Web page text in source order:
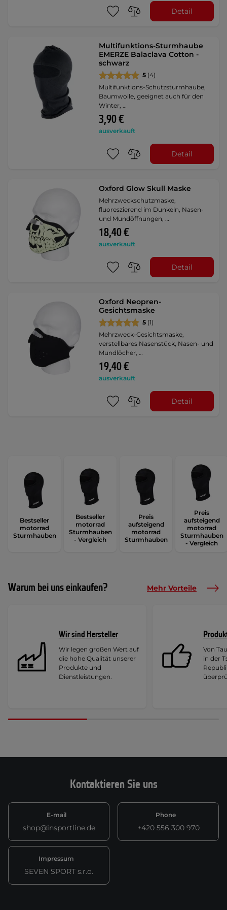
Detail
Multifunktions-Sturmhaube
EMERZE Balaclava Cotton -
schwarz
5 (4)
Multifunktions-Schutzsturmhaube,
Baumwolle, geeignet auch für den
Winter, …
3,90 €
ausverkauft
Detail
Oxford Glow Skull Maske
Mehrzweckschutzmaske,
fluoreszierend im Dunkeln, Nasen-
und Mundöffnungen, …
18,40 €
ausverkauft
Detail
Oxford Neopren-
Gesichtsmaske
5 (1)
Mehrzweck-Gesichtsmaske,
verstellbares Nasenstück, Nasen- und
Mundlöcher, …
19,40 €
ausverkauft
Detail
Bestseller
motorrad
Sturmhauben
Bestseller
motorrad
Sturmhauben
- Vergleich
Preis
aufsteigend
motorrad
Sturmhauben
Preis
aufsteigend
motorrad
Sturmhauben
- Vergleich
Warum bei uns einkaufen? Mehr Vorteile
Wir sind Hersteller
Wir legen großen Wert auf
die hohe Qualität unserer
Produkte und
Dienstleistungen.
Von
in der
Kontaktieren Sie uns
E-mail
shop@insportline.de
Phone
+420 556 300 970
Impressum
SEVEN SPORT s.r.o.